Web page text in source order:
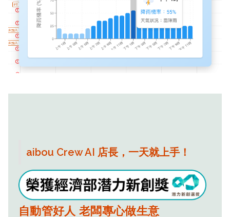
aibou Crew AI 店長，一天就上手！
班表薪水系統算，員工自然服氣
自動管好人 老闆專心做生意